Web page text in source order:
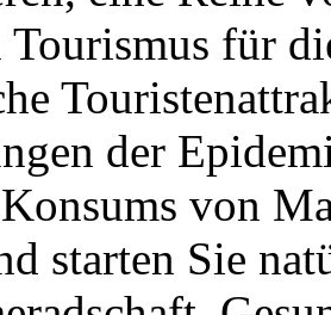
für
der
von
starten Sie